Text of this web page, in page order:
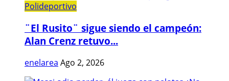
Polideportivo
¨El Rusito¨ sigue siendo el campeón:
Alan Crenz retuvo...
enelarea Ago 2, 2026